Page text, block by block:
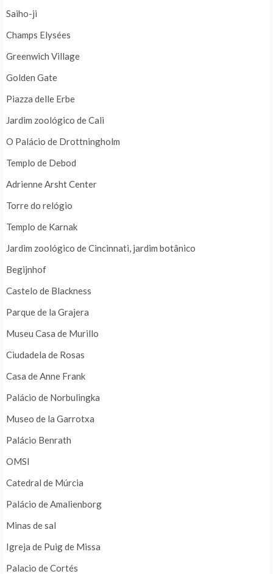
Saiho-ji
Champs Elysées
Greenwich Village
Golden Gate
Piazza delle Erbe
Jardim zoológico de Cali
O Palácio de Drottningholm
Templo de Debod
Adrienne Arsht Center
Torre do relógio
Templo de Karnak
Jardim zoológico de Cincinnati, jardim botânico
Begijnhof
Castelo de Blackness
Parque de la Grajera
Museu Casa de Murillo
Ciudadela de Rosas
Casa de Anne Frank
Palácio de Norbulingka
Museo de la Garrotxa
Palácio Benrath
OMSI
Catedral de Múrcia
Palácio de Amalienborg
Minas de sal
Igreja de Puig de Missa
Palacio de Cortés